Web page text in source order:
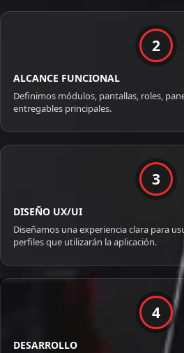
2
ALCANCE FUNCIONAL
Definimos módulos, pantallas, roles,
entregables principales.
3
DISEÑO UX/UI
Diseñamos una experiencia clara para
perfiles que utilizarán la aplicación.
4
DESARROLLO